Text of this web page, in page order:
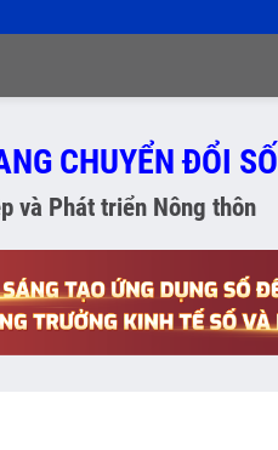
CHUYỂN ĐỔI SỐ
và Phát triển Nông thôn